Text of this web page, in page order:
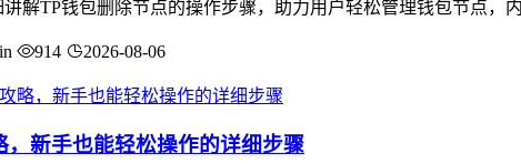
解TP钱包删除节点的操作步骤，助力用户轻松管理钱包节点
914 2026-08-06
新手也能轻松操作的详细步骤